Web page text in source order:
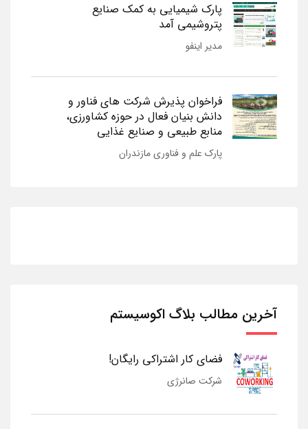
پارک شیمیایی به کمک صنایع
پتروشیمی آمد
مدیر اینفو
فراخوان پذیرش شرکت های فناور و
دانش بنیان فعال در حوزه کشاورزی،
منابع طبیعی و صنایع غذایی
پارک علم و فناوری مازندران
آخرین مطالب بلاگ اکوسیستم
فضای کار اشتراکی رایگان!
شرکت صانرژی